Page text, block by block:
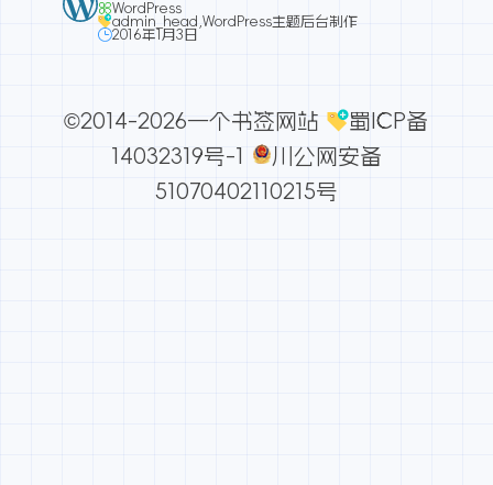
WordPress
admin_head WordPress主题后台制作
2016年1月3日
©2014-2026一个书签网站
蜀ICP备
14032319号-1
川公网安备
51070402110215号